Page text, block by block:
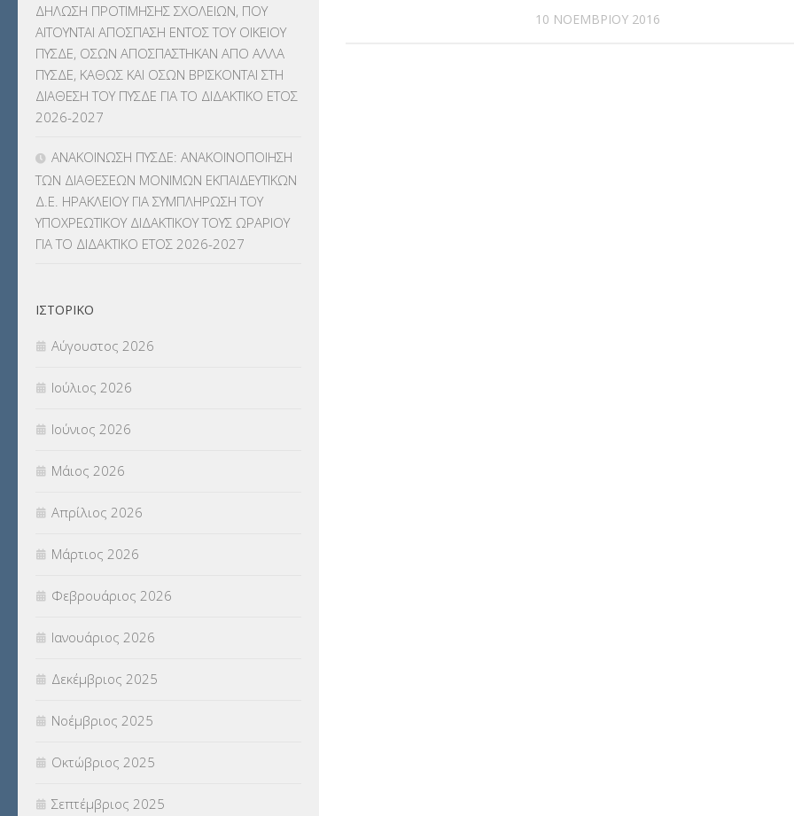
10 ΝΟΕΜΒΡΊΟΥ 2016
ΜΑΘΗΤΕΙΑ(275)
ΜΕΤΑΘΕΣΕΙΣ-ΤΟΠΟΘΕΤΗΣΕΙΣ
ΒΕΛΤΙΩΣΕΙΣ(319)
ΜΕΤΑΤΑΞΕΙΣ
ΜΕΤΑΦΟΡΑ ΜΑΘΗΤΩΝ(3)
ΝΟΜΟΘΕΣΙΑ(66)
ΟΙΚΟΝΟΜΙΚΑ ΘΕΜΑΤΑ(73)
(18)
ΣΥΝΤΑΞΕΙΣ(12)
ΣΧΟΛΙΚΟΙ ΣΥΜΒΟΥΛΟΙ
ΥΠΕΡΑΡΙΘΜΟΙ(1)
ΥΠΟΤΡΟΦΙΕΣ(28)
ΦΥΣΙΚΗ ΑΓΩΓΗ(692)
Χωρίς κατηγορία(55)
ΔΗΛΩΣΗ ΠΡΟΤΙΜΗΣΗΣ ΣΧΟΛΕΙΩΝ, ΠΟΥ
ΑΙΤΟΥΝΤΑΙ ΑΠΟΣΠΑΣΗ ΕΝΤΟΣ ΤΟΥ ΟΙΚΕΙΟΥ
ΠΥΣΔΕ, ΟΣΩΝ ΑΠΟΣΠΑΣΤΗΚΑΝ ΑΠΟ ΑΛΛΑ
ΠΥΣΔΕ, ΚΑΘΩΣ ΚΑΙ ΟΣΩΝ ΒΡΙΣΚΟΝΤΑΙ ΣΤΗ
ΔΙΑΘΕΣΗ ΤΟΥ ΠΥΣΔΕ ΓΙΑ ΤΟ ΔΙΔΑΚΤΙΚΟ ΕΤΟΣ
2026-2027
ΑΝΑΚΟΙΝΩΣΗ ΠΥΣΔΕ: ΑΝΑΚΟΙΝΟΠΟΙΗΣΗ
ΤΩΝ ΔΙΑΘΕΣΕΩΝ ΜΟΝΙΜΩΝ ΕΚΠΑΙΔΕΥΤΙΚΩΝ
Δ.Ε. ΗΡΑΚΛΕΙΟΥ ΓΙΑ ΣΥΜΠΛΗΡΩΣΗ ΤΟΥ
ΥΠΟΧΡΕΩΤΙΚΟΥ ΔΙΔΑΚΤΙΚΟΥ ΤΟΥΣ ΩΡΑΡΙΟΥ
ΓΙΑ ΤΟ ΔΙΔΑΚΤΙΚΟ ΕΤΟΣ 2026-2027
ΙΣΤΟΡΙΚΌ
Αύγουστος 2026
Ιούλιος 2026
Ιούνιος 2026
Μάιος 2026
Απρίλιος 2026
Μάρτιος 2026
Φεβρουάριος 2026
Ιανουάριος 2026
Δεκέμβριος 2025
Νοέμβριος 2025
Οκτώβριος 2025
Σεπτέμβριος 2025